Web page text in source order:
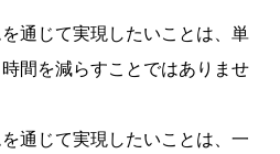
通じて実現したいことは、単
間を減らすことではありませ
通じて実現したいことは、一